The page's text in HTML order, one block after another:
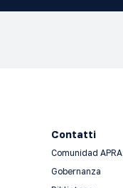
Contatti
Comunidad APRA
Gobernanza